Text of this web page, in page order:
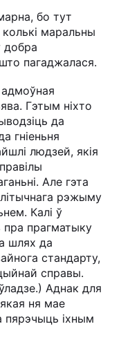
бо тут
маральны
добра
пагаджалася.
Гэтым ніхто
да
гніеньня
людзей, якія
Але гэта
рэжыму
Калі ў
прагматыку
шлях да
стандарту,
справы.
Аднак для
ня мае
пярэчыць іхным